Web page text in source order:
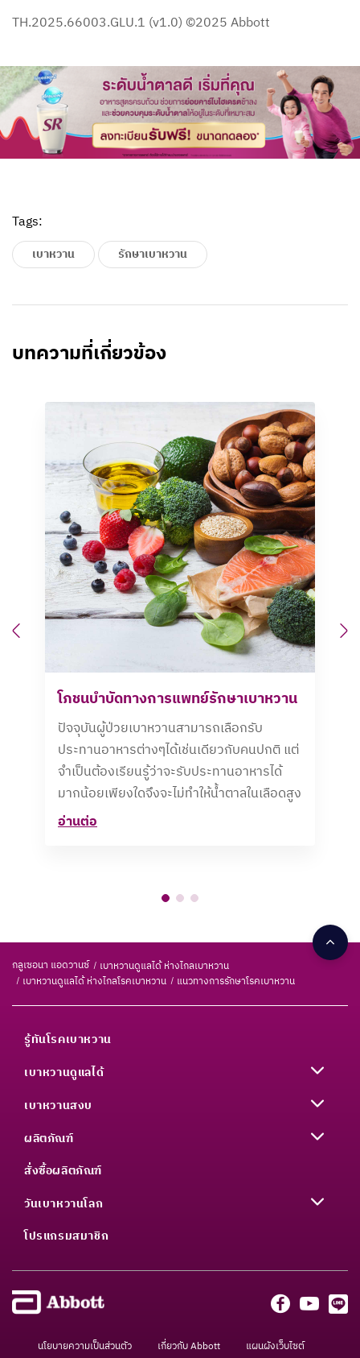
Tags:
เบาหวาน รักษาเบาหวาน
TH.2025.66003.GLU.1 (v1.0) ©2025 Abbott
บทความที่เกี่ยวข้อง
โภชนบำบัดทางการแพทย์รักษาเบาหวาน
ปัจจุบันผู้ป่วยเบาหวานสามารถเลือกรับ
ประทานอาหารต่างๆได้เช่นเดียวกับคนปกติ แต่
จำเป็นต้องเรียนรู้ว่าจะรับประทานอาหารได้
มากน้อยเพียงใดจึงจะไม่ทำให้น้ำตาลในเลือดสูง
อ่านต่อ
กลูเซอนา แอดวานซ์
เบาหวานดูแลได้ ห่างไกลเบาหวาน
เบาหวานดูแลได้ ห่างไกลโรคเบาหวาน
แนวทางการรักษาโรคเบาหวาน
รู้ทันโรคเบาหวาน
เบาหวานดูแลได้
เบาหวานสงบ
ผลิตภัณฑ์
สั่งซื้อผลิตภัณฑ์
วันเบาหวานโลก
โปรแกรมสมาชิก
นโยบายความเป็นส่วนตัว เกี่ยวกับ Abbott แผนผังเว็บไซต์